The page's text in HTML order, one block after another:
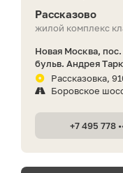
Рассказово
жилой комплекс
Новая Москва,
бульв. Андрея
Рассказовка,
Боровское
+7 495 778